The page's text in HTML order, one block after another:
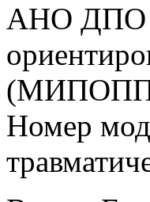
АНО ДПО
Номер